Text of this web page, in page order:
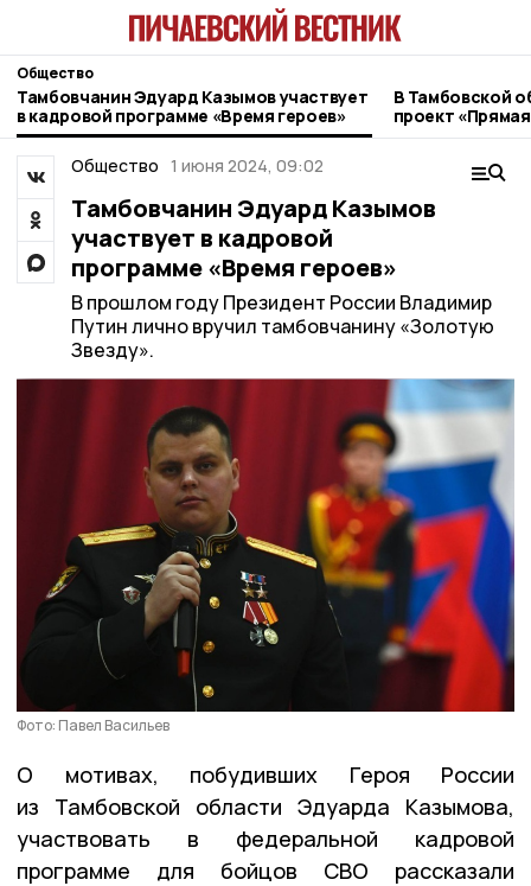
Общество
Тамбовчанин Эдуард Казымов участвует
в кадровой программе «Время героев»
В Тамбовской
проект
ветеранов СВО
Общество 1 июня 2024, 09:02
Тамбовчанин Эдуард Казымов
участвует в кадровой
программе «Время героев»
В прошлом году Президент России Владимир
Путин лично вручил тамбовчанину «Золотую
Звезду».
Фото: Павел Васильев
О мотивах, побудивших Героя России
из Тамбовской области Эдуарда Казымова,
участвовать в федеральной кадровой
программе для бойцов СВО рассказали